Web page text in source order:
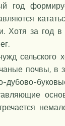
год
Хотя за год
почвы, в
дубово-